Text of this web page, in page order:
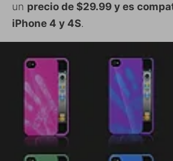
un precio de $29.99 y es
iPhone 4 y 4S.